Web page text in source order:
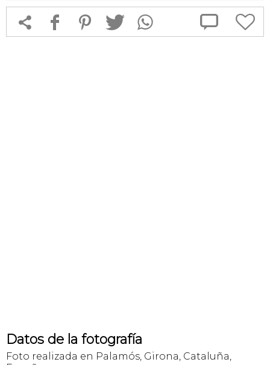
 f 1 T  
Datos de la fotografía
Foto realizada en Palamós, Girona, Cataluña,